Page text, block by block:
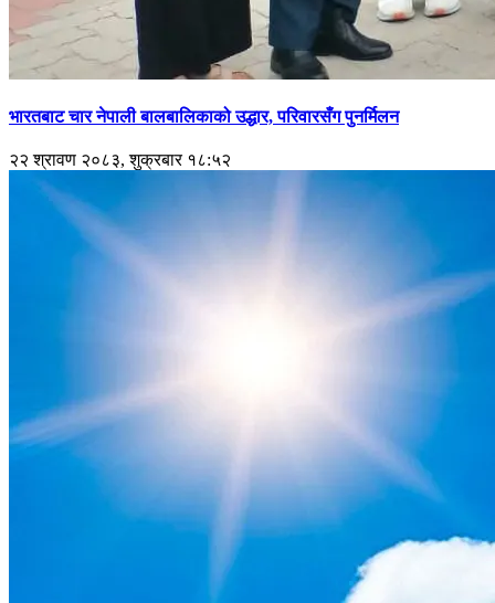
भारतबाट चार नेपाली बालबालिकाको उद्धार, परिवारसँग पुनर्मिलन
२२ श्रावण २०८३, शुक्रबार १८:५२